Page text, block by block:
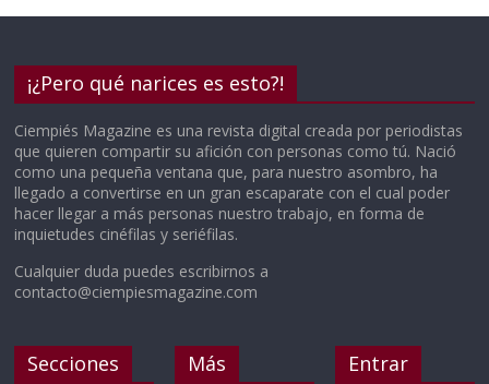
¡¿Pero qué narices es esto?!
Ciempiés Magazine es una revista digital creada por periodistas
que quieren compartir su afición con personas como tú. Nació
como una pequeña ventana que, para nuestro asombro, ha
llegado a convertirse en un gran escaparate con el cual poder
hacer llegar a más personas nuestro trabajo, en forma de
inquietudes cinéfilas y seriéfilas.
Cualquier duda puedes escribirnos a
contacto@ciempiesmagazine.com
Secciones Más Entrar